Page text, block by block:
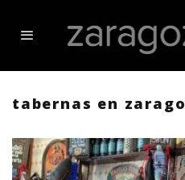
tabernas en